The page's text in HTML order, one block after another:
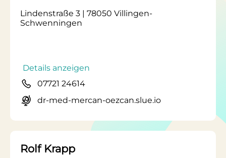
Lindenstraße 3 | 78050 Villingen-
Schwenningen
Details anzeigen
07721 24614
dr-med-mercan-oezcan.slue.io
Rolf Krapp